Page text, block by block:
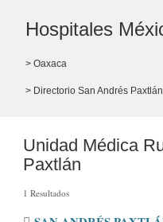
Hospitales
> Oaxaca
> Directorio San Andrés Paxtlán
Unidad Médica
Paxtlán
1 Resultados